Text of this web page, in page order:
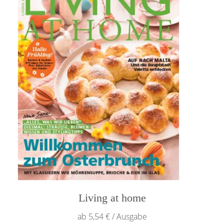
Varianten
auf.
Die
Optionen
können
auf
der
Produktseite
gewählt
werden
Living at home
ab 5,54 € / Ausgabe